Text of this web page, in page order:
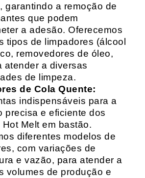
garantindo a remoção de
que podem
a adesão. Oferecemos
tipos de limpadores (álcool
removedores de óleo,
atender a diversas
de limpeza.
de Cola Quente:
indispensáveis para a
precisa e eficiente dos
Melt em bastão.
diferentes modelos de
com variações de
e vazão, para atender a
volumes de produção e